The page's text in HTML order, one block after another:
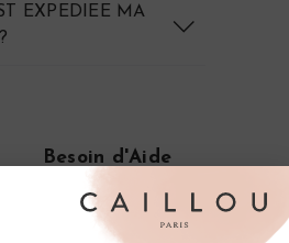
EXPEDIEE MA
Besoin d'Aide